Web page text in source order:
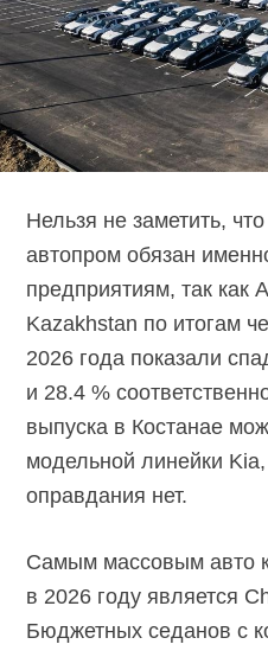
Нельзя не заметить,
автопром обязан
предприятиям, так как
Kazakhstan по итогам
2026 года показали
и 28.4 %
выпуска в Костанае
модельной линейки Kia,
оправдания нет.
Самым массовым авто
в 2026 году является
Бюджетных седанов с